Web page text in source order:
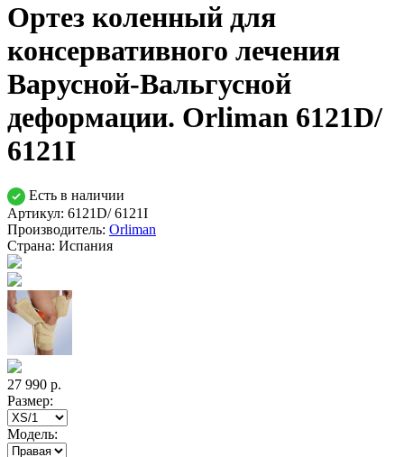
Ортез коленный для
консервативного лечения
Варусной-Вальгусной
деформации. Orliman 6121D/
6121I
Есть в наличии
Артикул: 6121D/ 6121I
Производитель: Orliman
Страна: Испания
27 990 р.
Размер:
Модель: